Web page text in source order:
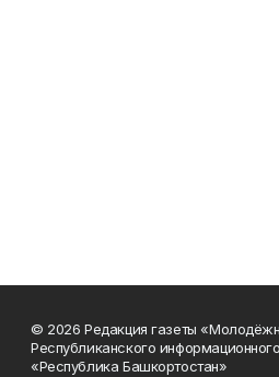
© 2026 Редакция газеты
Республиканского
«Республика Башкортостан»